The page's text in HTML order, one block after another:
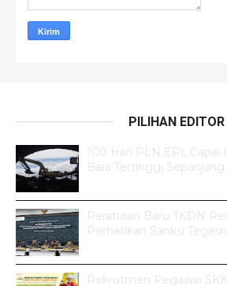
PILIHAN EDITOR
100 Hari PLN EPI, Capai
Bara Tertinggi Sepanjang
Peraturan Baru TKDN
Perhatikan Sanksi
Rekrutmen Pegawai